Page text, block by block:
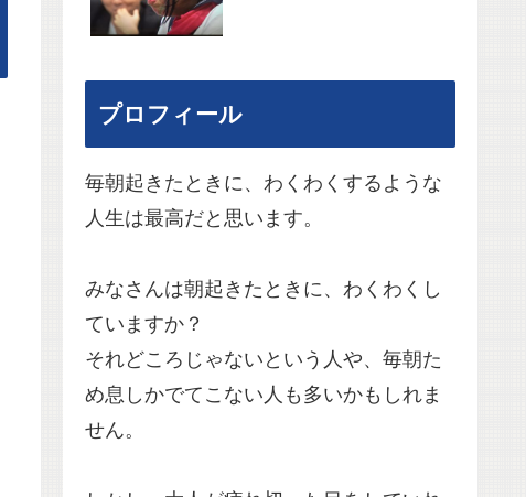
プロフィール
毎朝起きたときに、わくわくするような
人生は最高だと思います。
みなさんは朝起きたときに、わくわくし
ていますか？
それどころじゃないという人や、毎朝た
め息しかでてこない人も多いかもしれま
せん。